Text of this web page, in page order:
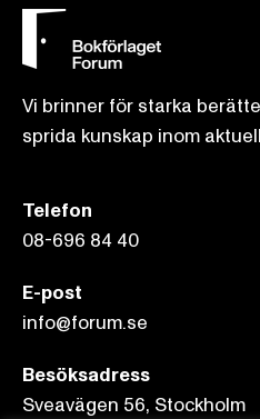
Vi brinner för starka
sprida kunskap inom
Telefon
08-696 84 40
E-post
info@forum.se
Besöksadress
Sveavägen 56, Stockholm